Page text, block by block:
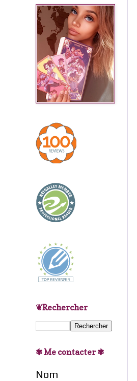
❦Rechercher
✾ Me contacter ✾
Nom